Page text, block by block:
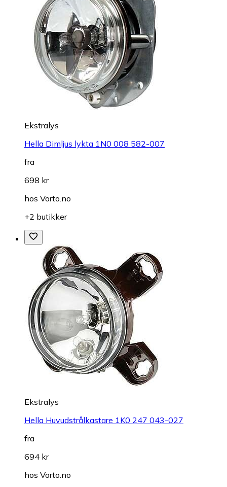
Ekstralys
Hella Dimljus lykta 1N0 008 582-007
fra
698 kr
hos Vorto.no
+2 butikker
Ekstralys
Hella Huvudstrålkastare 1K0 247 043-027
fra
694 kr
hos Vorto.no